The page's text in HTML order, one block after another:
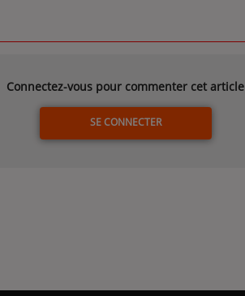
Connectez-vous pour commenter cet article
SE CONNECTER